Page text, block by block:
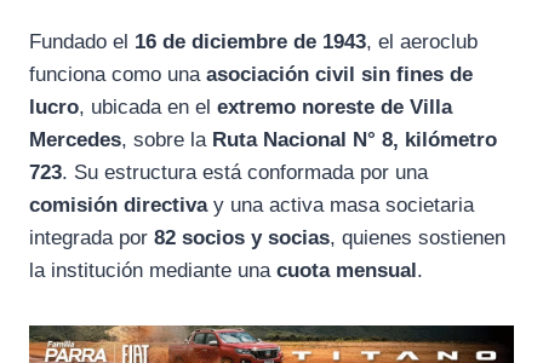
Fundado el 16 de diciembre de 1943, el aeroclub
funciona como una asociación civil sin fines de
lucro, ubicada en el extremo noreste de Villa
Mercedes, sobre la Ruta Nacional N° 8, kilómetro
723. Su estructura está conformada por una
comisión directivay una activa masa societaria
integrada por 82 socios y socias, quienes sostienen
la institución mediante una cuota mensual.